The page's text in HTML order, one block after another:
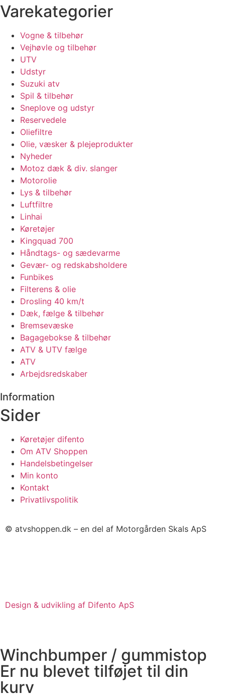
Varekategorier
Vogne & tilbehør
Vejhøvle og tilbehør
UTV
Udstyr
Suzuki atv
Spil & tilbehør
Sneplove og udstyr
Reservedele
Oliefiltre
Olie, væsker & plejeprodukter
Nyheder
Motoz dæk & div. slanger
Motorolie
Lys & tilbehør
Luftfiltre
Linhai
Køretøjer
Kingquad 700
Håndtags- og sædevarme
Gevær- og redskabsholdere
Funbikes
Filterens & olie
Drosling 40 km/t
Dæk, fælge & tilbehør
Bremsevæske
Bagagebokse & tilbehør
ATV & UTV fælge
ATV
Arbejdsredskaber
Information
Sider
Køretøjer difento
Om ATV Shoppen
Handelsbetingelser
Min konto
Kontakt
Privatlivspolitik
© atvshoppen.dk – en del af Motorgården Skals ApS
Design & udvikling af Difento ApS
Winchbumper / gummistop
Er nu blevet tilføjet til din
kurv